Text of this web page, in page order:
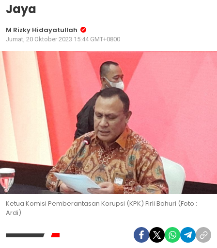
Jaya
M Rizky Hidayatullah
Jumat, 20 Oktober 2023 15:44 GMT+0800
Ketua Komisi Pemberantasan Korupsi (KPK) Firli Bahuri (Foto :
Ardi)